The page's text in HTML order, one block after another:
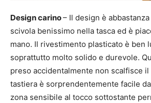
Design carino– Il design è
scivola benissimo nella tasca ed è
mano. Il rivestimento plasticato è ben
soprattutto molto solido e durevole.
preso accidentalmente non scalfisce
tastiera è sorprendentemente facile
zona sensibile al tocco sottostante